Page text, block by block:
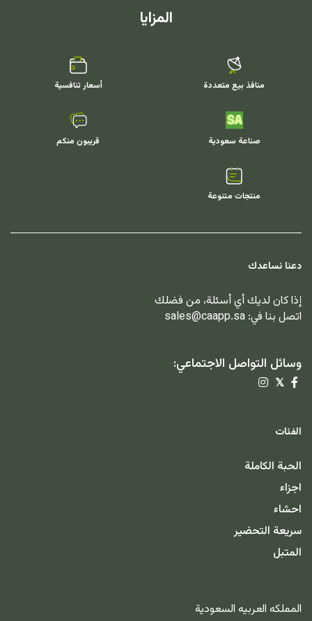
المزايا
منافذ بيع متعددة أسعار تنافسية
صناعة سعودية قريبون منكم
منتجات متنوعة
دعنا نساعدك
إذا كان لديك أي أسئلة، من فضلك
اتصل بنا في: sales@caapp.sa
وسائل التواصل الاجتماعي:
𝕏
الفئات
الحبة الكاملة
اجزاء
احشاء
سريعة التحضير
المتبل
المملكه العربيه السعودية